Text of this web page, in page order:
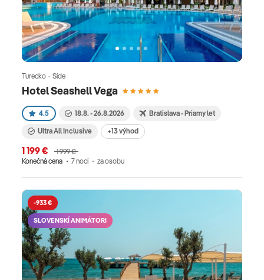
Hotel Seashell Vega
Turecko · Side
4.5 18.8. - 26.8.2026 Bratislava - Priamy let
Ultra All Inclusive +13 výhod
1 199 €
1 999 €
Konečná cena
7 nocí za osobu
-933 €
SLOVENSKÍ ANIMÁTORI